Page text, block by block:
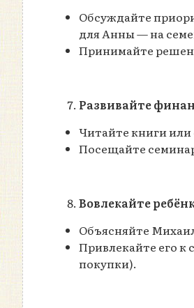
Обсуждайте
для Анны — на
Принимайте
Развивайте
Читайте книги
Посещайте
Вовлекайте
Объясняйте
Привлекайте его
покупки).